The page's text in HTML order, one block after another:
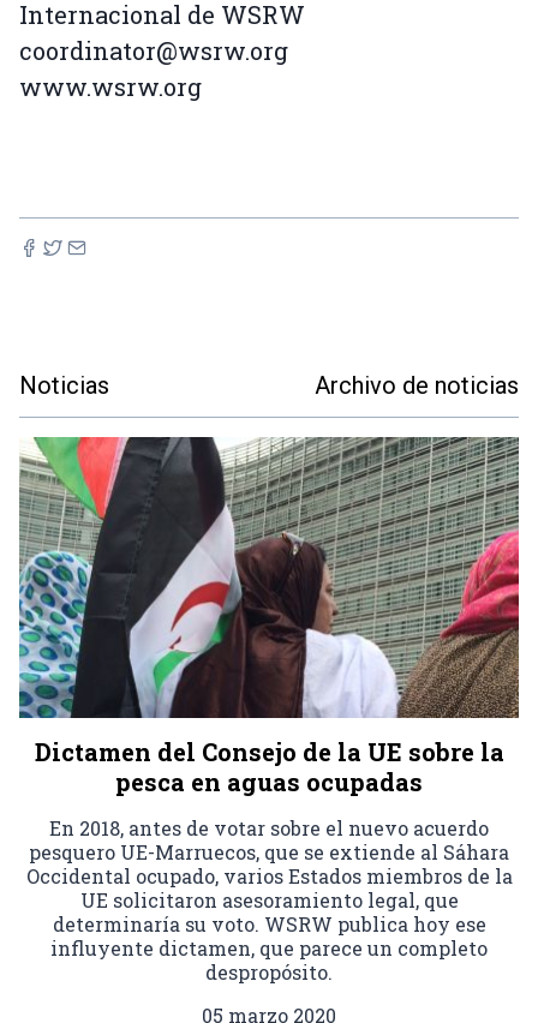
Internacional de WSRW
coordinator@wsrw.org
www.wsrw.org
Noticias Archivo de noticias
Dictamen del Consejo de la UE sobre la
pesca en aguas ocupadas
En 2018, antes de votar sobre el nuevo acuerdo
pesquero UE-Marruecos, que se extiende al Sáhara
Occidental ocupado, varios Estados miembros de la
UE solicitaron asesoramiento legal, que
determinaría su voto. WSRW publica hoy ese
influyente dictamen, que parece un completo
despropósito.
05 marzo 2020